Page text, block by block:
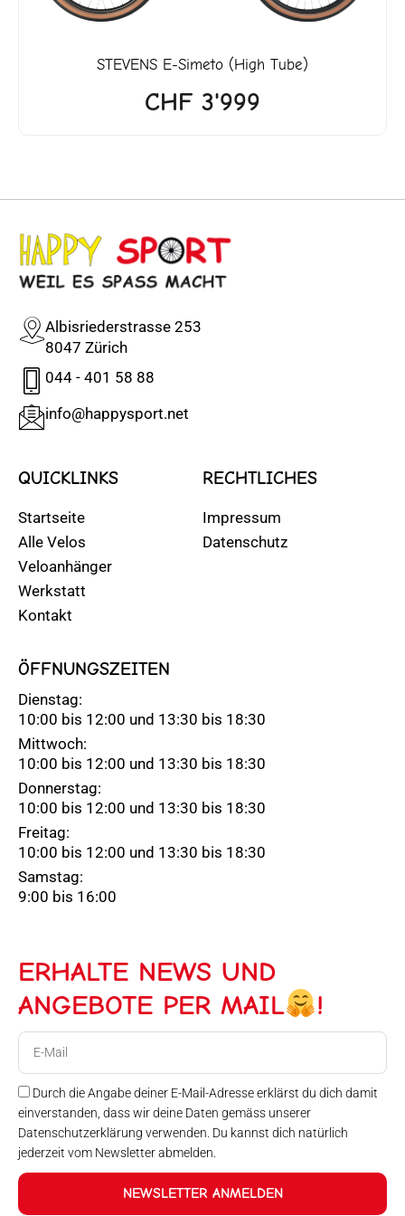
STEVENS E-Simeto (High Tube)
CHF 3'999
Albisriederstrasse 253
8047 Zürich
044 - 401 58 88
info@happysport.net
QUICKLINKS
Startseite
Alle Velos
Veloanhänger
Werkstatt
Kontakt
RECHTLICHES
Impressum
Datenschutz
ÖFFNUNGSZEITEN
Dienstag:
10:00 bis 12:00 und 13:30 bis 18:30
Mittwoch:
10:00 bis 12:00 und 13:30 bis 18:30
Donnerstag:
10:00 bis 12:00 und 13:30 bis 18:30
Freitag:
10:00 bis 12:00 und 13:30 bis 18:30
Samstag:
9:00 bis 16:00
ERHALTE NEWS UND
ANGEBOTE PER MAIL
!
Durch die Angabe deiner E-Mail-Adresse erklärst du dich damit
einverstanden, dass wir deine Daten gemäss unserer
Datenschutzerklärung verwenden. Du kannst dich natürlich
jederzeit vom Newsletter abmelden.
NEWSLETTER ANMELDEN